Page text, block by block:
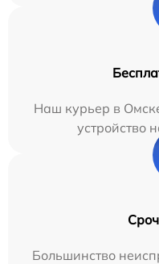
Наш курьер в
устройство
Большинство